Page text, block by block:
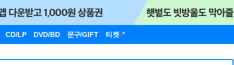
CD/LP DVD/BD 문구/GIFT 티켓